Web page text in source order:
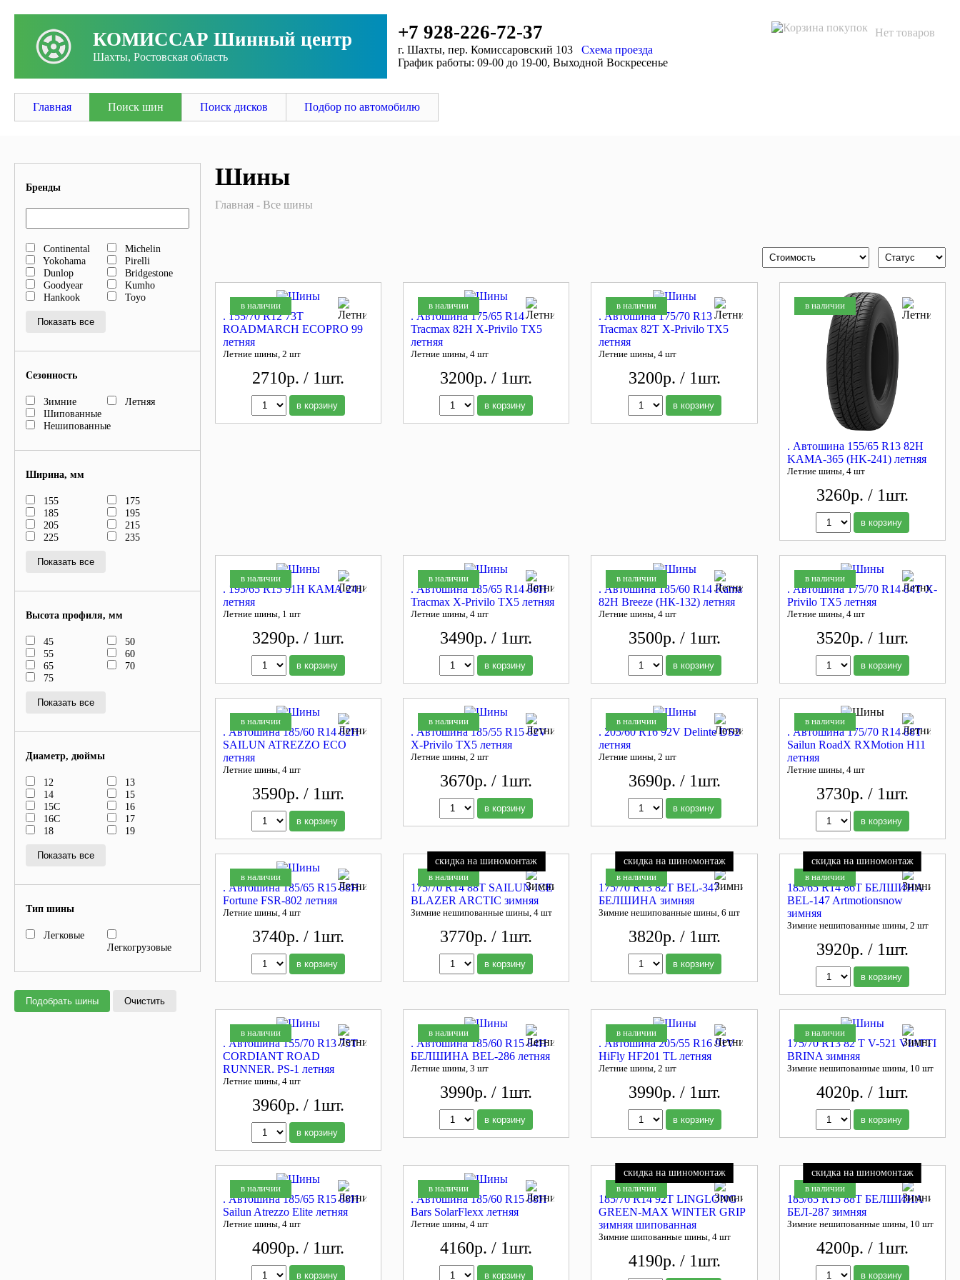
КОМИССАР Шинный центр
Шахты, Ростовская область
+7 928-226-72-37
г. Шахты, пер. Комиссаровский 103 Схема проезда
График работы: 09-00 до 19-00, Выходной Воскресенье
Нет товаров
Главная Поиск шин Поиск дисков Подбор по автомобилю
Бренды
Continental
Michelin
Yokohama
Pirelli
Dunlop
Bridgestone
Goodyear
Kumho
Hankook
Toyo
Показать все
Сезонность
Зимние
Летняя
Шипованные
Нешипованные
Ширина, мм
155
175
185
195
205
215
225
235
Показать все
Высота профиля, мм
45
50
55
60
65
70
75
Показать все
Диаметр, дюймы
12
13
14
15
15C
16
16C
17
18
19
Показать все
Тип шины
Легковые
Легкогрузовые
Подобрать шины Очистить
Шины
Главная Все шины
в наличии
. 155/70 R12 73T
ROADMARCH ECOPRO 99
летняя
Летние шины, 2 шт
2710р. / 1шт.
в корзину
в наличии
. Автошина 175/65 R14
Tracmax 82H X-Privilo TX5
летняя
Летние шины, 4 шт
3200р. / 1шт.
в корзину
в наличии
. Автошина 175/70 R13
Tracmax 82T X-Privilo TX5
летняя
Летние шины, 4 шт
3200р. / 1шт.
в корзину
в наличии
. Автошина 155/65 R13 82H
KAMA-365 (HK-241) летняя
Летние шины, 4 шт
3260р. / 1шт.
в корзину
в наличии
. 195/65 R15 91H КАМА 241
летняя
Летние шины, 1 шт
3290р. / 1шт.
в корзину
в наличии
. Автошина 185/65 R14 86H
Tracmax X-Privilo TX5 летняя
Летние шины, 4 шт
3490р. / 1шт.
в корзину
в наличии
. Автошина 185/60 R14 Kama
82H Breeze (НК-132) летняя
Летние шины, 4 шт
3500р. / 1шт.
в корзину
в наличии
. Автошина 175/70 R14 84T X-
Privilo TX5 летняя
Летние шины, 4 шт
3520р. / 1шт.
в корзину
в наличии
. Автошина 185/60 R14 82H
SAILUN ATREZZO ECO
летняя
Летние шины, 4 шт
3590р. / 1шт.
в корзину
в наличии
. Автошина 185/55 R15 82V
X-Privilo TX5 летняя
Летние шины, 2 шт
3670р. / 1шт.
в корзину
в наличии
. 205/60 R16 92V Delinte DS2
летняя
Летние шины, 2 шт
3690р. / 1шт.
в корзину
в наличии
. Автошина 175/70 R14 88T
Sailun RoadX RXMotion H11
летняя
Летние шины, 4 шт
3730р. / 1шт.
в корзину
в наличии
. Автошина 185/65 R15 88H
Fortune FSR-802 летняя
Летние шины, 4 шт
3740р. / 1шт.
в корзину
в наличии
скидка на шиномонтаж
175/70 R14 88T SAILUN ICE
BLAZER ARCTIC зимняя
Зимние нешипованные шины, 4 шт
3770р. / 1шт.
в корзину
в наличии
скидка на шиномонтаж
175/70 R13 82Т BEL-347
БЕЛШИНА зимняя
Зимние нешипованные шины, 6 шт
3820р. / 1шт.
в корзину
в наличии
скидка на шиномонтаж
185/65 R14 86T БЕЛШИНА
BEL-147 Artmotionsnow
зимняя
Зимние нешипованные шины, 2 шт
3920р. / 1шт.
в корзину
в наличии
. Автошина 155/70 R13 75T
CORDIANT ROAD
RUNNER. PS-1 летняя
Летние шины, 4 шт
3960р. / 1шт.
в корзину
в наличии
. Автошина 185/60 R15 84H
БЕЛШИНА BEL-286 летняя
Летние шины, 3 шт
3990р. / 1шт.
в корзину
в наличии
. Автошина 205/55 R16 91V
HiFly HF201 TL летняя
Летние шины, 2 шт
3990р. / 1шт.
в корзину
в наличии
175/70 R13 82 T V-521 VIATTI
BRINA зимняя
Зимние нешипованные шины, 10 шт
4020р. / 1шт.
в корзину
в наличии
. Автошина 185/65 R15 88H
Sailun Atrezzo Elite летняя
Летние шины, 4 шт
4090р. / 1шт.
в корзину
в наличии
. Автошина 185/60 R15 88H
Bars SolarFlexx летняя
Летние шины, 4 шт
4160р. / 1шт.
в корзину
в наличии
скидка на шиномонтаж
185/70 R14 92T LINGLONG
GREEN-MAX WINTER GRIP
зимняя шипованная
Зимние шипованные шины, 4 шт
4190р. / 1шт.
в наличии
скидка на шиномонтаж
185/65 R15 88T БЕЛШИНА
БЕЛ-287 зимняя
Зимние нешипованные шины, 10 шт
4200р. / 1шт.
в корзину
Заголовок